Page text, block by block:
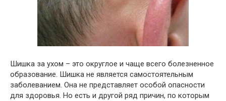
Шишка за ухом – это округлое и чаще всего болезненное
образование. Шишка не является самостоятельным
заболеванием. Она не представляет особой опасности
для здоровья. Но есть и другой ряд причин, по которым